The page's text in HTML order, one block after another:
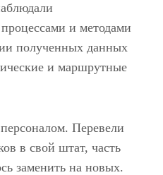
и методами
полученных данных
и маршрутные
Перевели
в свой штат, часть
заменить на новых.